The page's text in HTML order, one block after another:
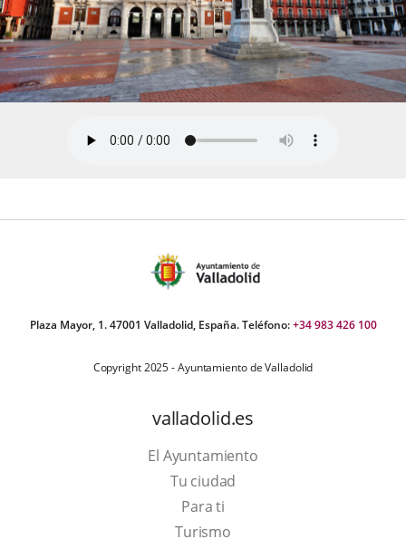
Plaza Mayor, 1. 47001 Valladolid, España. Teléfono:+34 983 426 100
Copyright 2025 - Ayuntamiento de Valladolid
valladolid.es
El Ayuntamiento
Tu ciudad
Para ti
TurismoThis